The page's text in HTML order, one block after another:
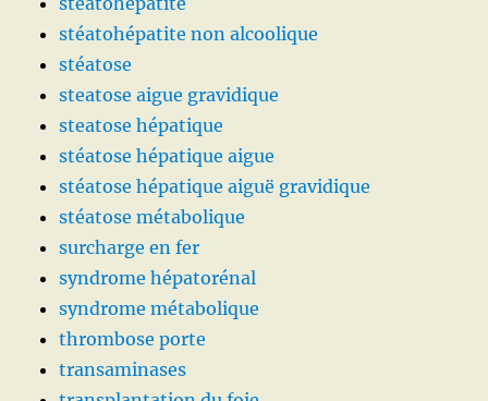
stéatohépatite non alcoolique
stéatose
steatose aigue gravidique
steatose hépatique
stéatose hépatique aigue
stéatose hépatique aiguë gravidique
stéatose métabolique
surcharge en fer
syndrome hépatorénal
syndrome métabolique
thrombose porte
transaminases